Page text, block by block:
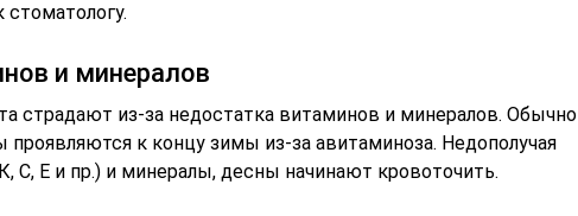
и минералов
страдают из-за недостатка витаминов и минералов. Обычно
к концу зимы из-за авитаминоза. Недополучая
С, Е и пр.) и минералы, десны начинают кровоточить.